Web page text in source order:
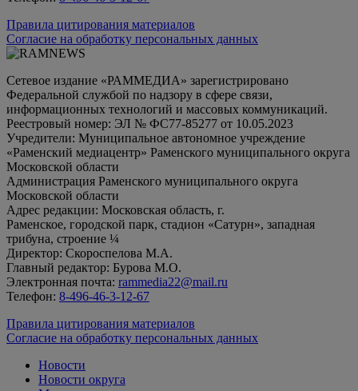
Правила цитирования материалов
Согласие на обработку персональных данных
Сетевое издание «РАММЕДИА» зарегистрировано
Федеральной службой по надзору в сфере связи,
информационных технологий и массовых коммуникаций.
Реестровый номер: ЭЛ № ФС77-85277 от 10.05.2023
Учредители: Муниципальное автономное учреждение
«Раменский медиацентр» Раменского муниципального округа
Московской области
Администрация Раменского муниципального округа
Московской области
Адрес редакции: Московская область, г.
Раменское, городской парк, стадион «Сатурн», западная
трибуна, строение ¼
Директор: Скороспелова М.А.
Главный редактор: Бурова М.О.
Электронная почта: rammedia22@mail.ru
Телефон: 8-496-46-3-12-67
Правила цитирования материалов
Согласие на обработку персональных данных
Новости
Новости округа